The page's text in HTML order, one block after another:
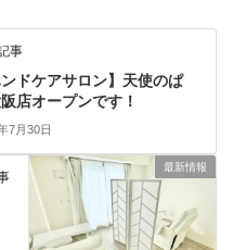
事
ンドケアサロン】天使のぱ
店オープンです！
7月30日
最新情報